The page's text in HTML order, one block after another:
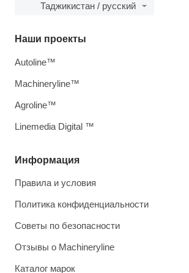
Таджикистан / русский
Информация
Правила и условия
Политика конфиденциальности
Советы по безопасности
Отзывы о Machineryline
Каталог марок
Наши проекты
Autoline™
Machineryline™
Agroline™
Linemedia Digital ™